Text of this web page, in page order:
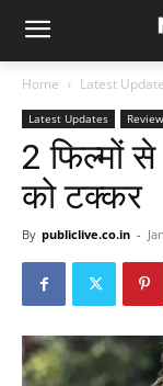
Home Latest
Latest Updates
2 फिल्मों
को टक्कर
By publiclive.co.in -